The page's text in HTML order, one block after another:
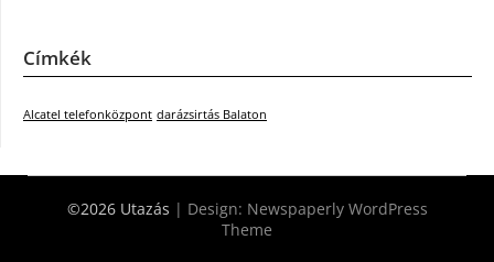
Címkék
Alcatel telefonközpont darázsirtás Balaton
©2026 Utazás | Design: Newspaperly WordPress
Theme